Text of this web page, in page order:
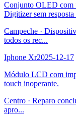
Conjunto OLED com
Digitizer sem resposta
Campeche ·
todos os rec...
Iphone Xr2025-12-17
Módulo LCD com
touch inoperante.
Centro · Reparo
apro...